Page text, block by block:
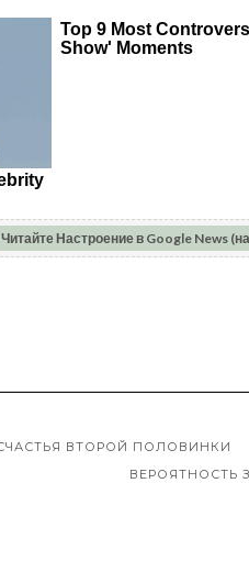
Читайте Настроение в Google News
ВТОРОЙ ПОЛОВИНКИ
ВЕРОЯТНОСТЬ